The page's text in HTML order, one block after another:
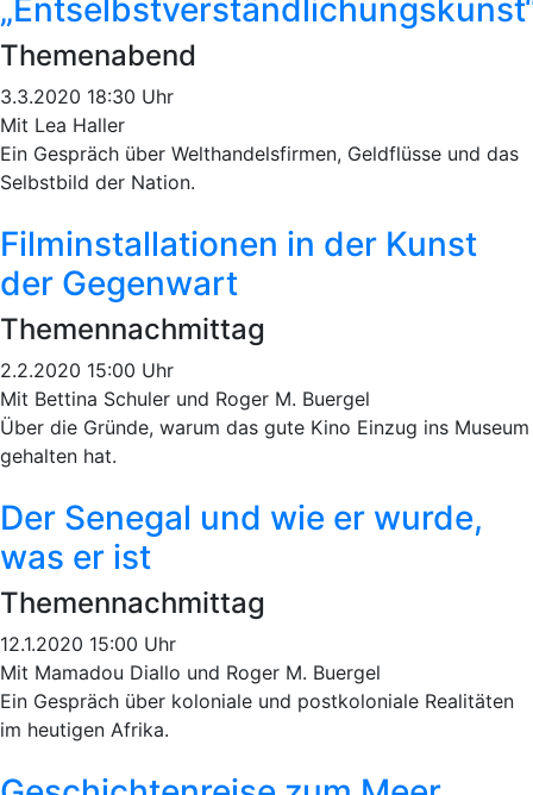
Themenabend
3.3.2020 18:30 Uhr
Mit Lea Haller
Ein Gespräch über Welthandelsfirmen, Geldflüsse und das
Selbstbild der Nation.
Filminstallationen in der Kunst
der Gegenwart
Themennachmittag
2.2.2020 15:00 Uhr
Mit Bettina Schuler und Roger M. Buergel
Über die Gründe, warum das gute Kino Einzug ins Museum
gehalten hat.
Der Senegal und wie er wurde,
was er ist
Themennachmittag
12.1.2020 15:00 Uhr
Mit Mamadou Diallo und Roger M. Buergel
Ein Gespräch über koloniale und postkoloniale Realitäten
im heutigen Afrika.